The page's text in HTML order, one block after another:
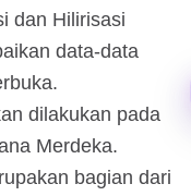
dan Hilirisasi
data-data
dilakukan pada
Merdeka.
bagian dari